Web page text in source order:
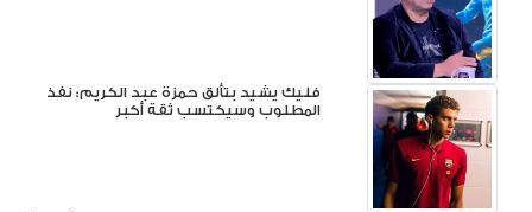
فليك يشيد بتألق حمزة عبد الكريم: نفذ
المطلوب وسيكتسب ثقة أكبر